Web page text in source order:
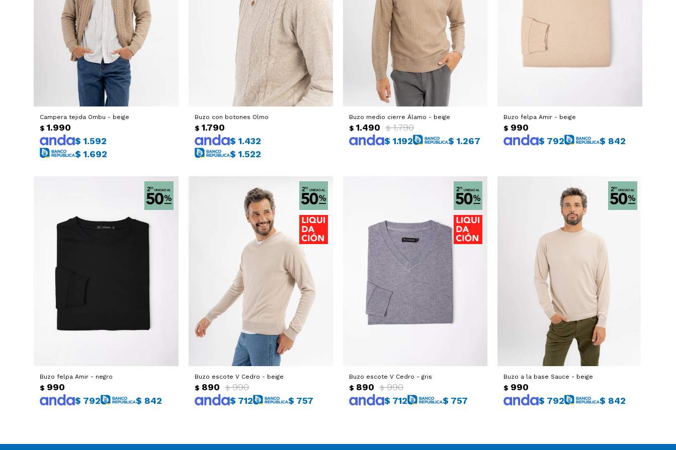
Campera tejida Ombu - beige
$ 1.990
$ 1.592
$ 1.692
Buzo con botones Olmo
$ 1.790
$ 1.432
$ 1.522
Buzo medio cierre Álamo - beige
$ 1.490 $ 1.790
$ 1.192 $ 1.267
Buzo felpa Amir - beige
$ 990
$ 792 $ 842
Buzo felpa Amir - negro
$ 990
$ 792 $ 842
Buzo escote V Cedro - beige
$ 890 $ 990
$ 712 $ 757
Buzo escote V Cedro - gris
$ 890 $ 990
$ 712 $ 757
Buzo a la base Sauce - beige
$ 990
$ 792 $ 842